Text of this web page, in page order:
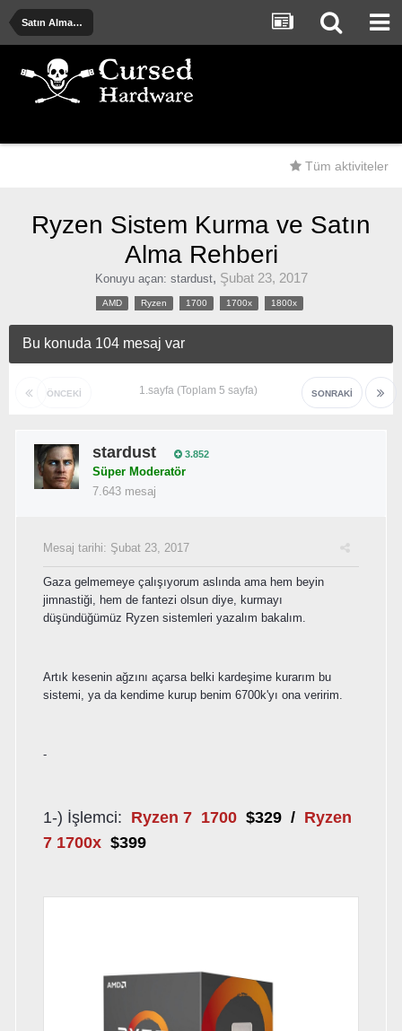
Satın Alma Önerileri - Deneyimler - Uyarılar
Tüm aktiviteler
Ryzen Sistem Kurma ve Satın
Alma Rehberi
Konuyu açan: stardust, Şubat 23, 2017
AMD Ryzen 1700 1700x 1800x
Bu konuda 104 mesaj var
ÖNCEKI SONRAKI
1.sayfa (Toplam 5 sayfa)
stardust 3.852
Süper Moderatör
7.643 mesaj
Mesaj tarihi: Şubat 23, 2017
Gaza gelmemeye çalışıyorum aslında ama hem beyin
jimnastiği, hem de fantezi olsun diye, kurmayı
düşündüğümüz Ryzen sistemleri yazalım bakalım.
Artık kesenin ağzını açarsa belki kardeşime kurarım bu
sistemi, ya da kendime kurup benim 6700k'yı ona veririm.
-
1-) İşlemci: Ryzen 7 1700 $329 / Ryzen
7 1700x $399